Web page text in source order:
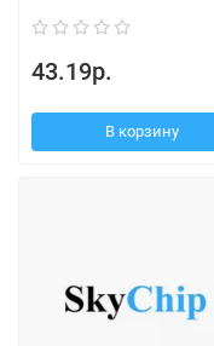
43.19р.
В корзину